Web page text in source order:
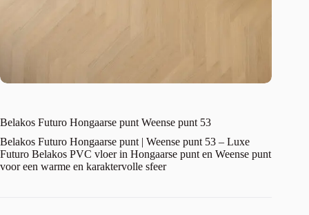
Belakos Futuro Hongaarse punt Weense punt 53
Belakos Futuro Hongaarse punt | Weense punt 53 – Luxe
Futuro Belakos PVC vloer in Hongaarse punt en Weense punt
voor een warme en karaktervolle sfeer